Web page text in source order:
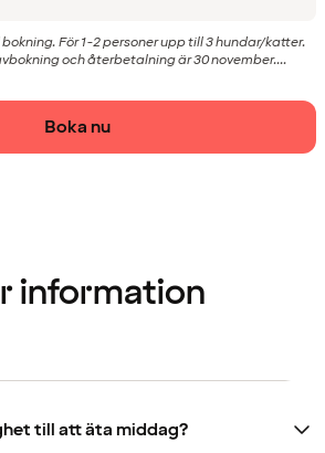
För 1-2 personer upp till 3 hundar/katter.
och återbetalning är 30 november....
Boka nu
information
till att äta middag?